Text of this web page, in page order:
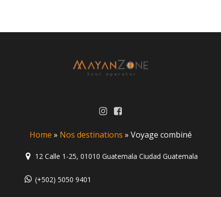
Home » Nos destinations » Voyage combiné
12 Calle 1-25, 01010 Guatemala Ciudad Guatemala
(+502) 5050 9401